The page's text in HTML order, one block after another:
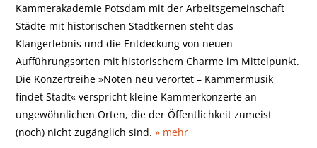
Kammerakademie Potsdam mit der Arbeitsgemeinschaft
Städte mit historischen Stadtkernen steht das
Klangerlebnis und die Entdeckung von neuen
Aufführungsorten mit historischem Charme im Mittelpunkt.
Die Konzertreihe »Noten neu verortet – Kammermusik
findet Stadt« verspricht kleine Kammerkonzerte an
ungewöhnlichen Orten, die der Öffentlichkeit zumeist
(noch) nicht zugänglich sind. » mehr